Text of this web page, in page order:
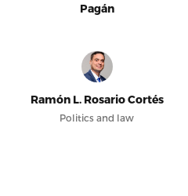
Pagán
Ramón L. Rosario Cortés
Politics and law